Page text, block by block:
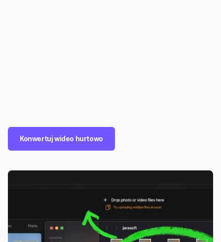
Konwertuj wideo hurtowo